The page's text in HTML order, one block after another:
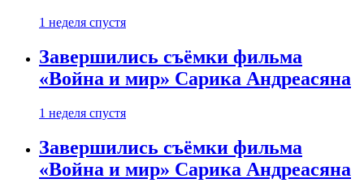
1 неделя спустя
Завершились съёмки фильма
«Война и мир» Сарика Андреасяна
1 неделя спустя
Завершились съёмки фильма
«Война и мир» Сарика Андреасяна